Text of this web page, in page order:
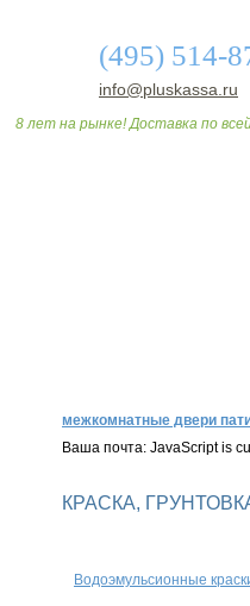
(495) 514-
info@pluskassa.ru
8 лет на рынке! Доставка по
межкомнатные двери
Ваша почта: JavaScript is
КРАСКА,
Водоэмульсионные